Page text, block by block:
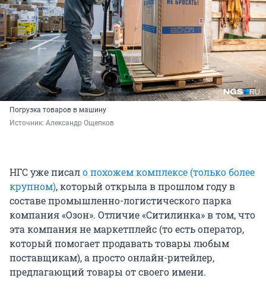
Погрузка товаров в машину
Источник: Александр Ощепков
НГС уже писало похожем комплексе (только более
крупном), который открыла в прошлом году в
составе промышленно-логистического парка
компания «Озон». Отличие «Ситилинка» в том, что
эта компания не маркетплейс (то есть оператор,
который помогает продавать товары любым
поставщикам), а просто онлайн-ритейлер,
предлагающий товары от своего имени.